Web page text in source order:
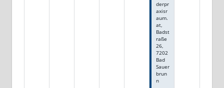
derpr
axisr
aum.
at,
Badst
raße
26,
7202
Bad
Sauer
brun
n